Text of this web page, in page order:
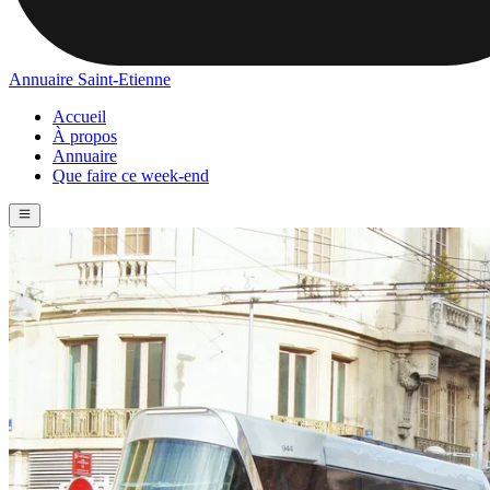
Annuaire Saint-Etienne
Accueil
À propos
Annuaire
Que faire ce week-end